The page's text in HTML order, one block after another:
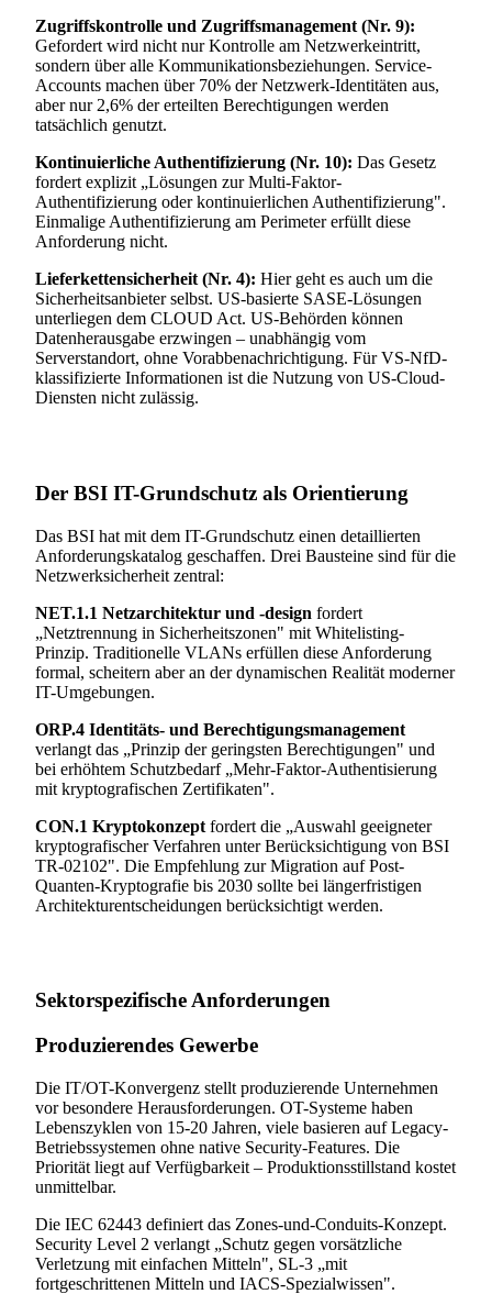
Zugriffskontrolle und Zugriffsmanagement (Nr. 9):
Gefordert wird nicht nur Kontrolle am Netzwerkeintritt,
sondern über alle Kommunikationsbeziehungen. Service-
Accounts machen über 70% der Netzwerk-Identitäten aus,
aber nur 2,6% der erteilten Berechtigungen werden
tatsächlich genutzt.
Kontinuierliche Authentifizierung (Nr. 10): Das Gesetz
fordert explizit „Lösungen zur Multi-Faktor-
Authentifizierung oder kontinuierlichen Authentifizierung".
Einmalige Authentifizierung am Perimeter erfüllt diese
Anforderung nicht.
Lieferkettensicherheit (Nr. 4): Hier geht es auch um die
Sicherheitsanbieter selbst. US-basierte SASE-Lösungen
unterliegen dem CLOUD Act. US-Behörden können
Datenherausgabe erzwingen – unabhängig vom
Serverstandort, ohne Vorabbenachrichtigung. Für VS-NfD-
klassifizierte Informationen ist die Nutzung von US-Cloud-
Diensten nicht zulässig.
Der BSI IT-Grundschutz als Orientierung
Das BSI hat mit dem IT-Grundschutz einen detaillierten
Anforderungskatalog geschaffen. Drei Bausteine sind für die
Netzwerksicherheit zentral:
NET.1.1 Netzarchitektur und -design fordert
„Netztrennung in Sicherheitszonen" mit Whitelisting-
Prinzip. Traditionelle VLANs erfüllen diese Anforderung
formal, scheitern aber an der dynamischen Realität moderner
IT-Umgebungen.
ORP.4 Identitäts- und Berechtigungsmanagement
verlangt das „Prinzip der geringsten Berechtigungen" und
bei erhöhtem Schutzbedarf „Mehr-Faktor-Authentisierung
mit kryptografischen Zertifikaten".
CON.1 Kryptokonzept fordert die „Auswahl geeigneter
kryptografischer Verfahren unter Berücksichtigung von BSI
TR-02102". Die Empfehlung zur Migration auf Post-
Quanten-Kryptografie bis 2030 sollte bei längerfristigen
Architekturentscheidungen berücksichtigt werden.
Sektorspezifische Anforderungen
Produzierendes Gewerbe
Die IT/OT-Konvergenz stellt produzierende Unternehmen
vor besondere Herausforderungen. OT-Systeme haben
Lebenszyklen von 15-20 Jahren, viele basieren auf Legacy-
Betriebssystemen ohne native Security-Features. Die
Priorität liegt auf Verfügbarkeit – Produktionsstillstand kostet
unmittelbar.
Die IEC 62443 definiert das Zones-und-Conduits-Konzept.
Security Level 2 verlangt „Schutz gegen vorsätzliche
Verletzung mit einfachen Mitteln", SL-3 „mit
fortgeschrittenen Mitteln und IACS-Spezialwissen".